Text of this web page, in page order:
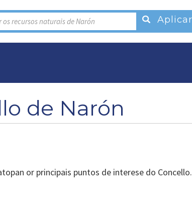
os recursos naturais de Narón
de Narón
or principais puntos de interese do Concello.